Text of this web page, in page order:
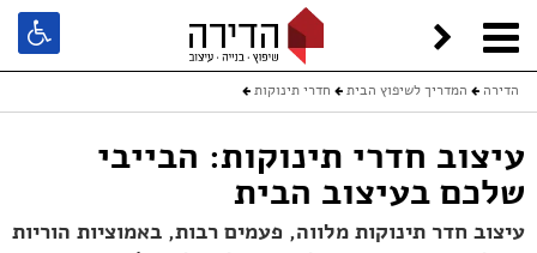
הדירה המדריך לשיפוץ הבית חדרי תינוקות
עיצוב חדרי תינוקות: הבייבי
שלכם בעיצוב הבית
עיצוב חדר תינוקות מלווה, פעמים רבות, באמוציות הוריות